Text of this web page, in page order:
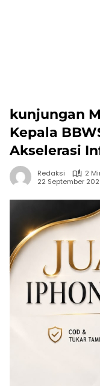
kunjungan
Kepala
Akselerasi
Redaksi
2
22 September